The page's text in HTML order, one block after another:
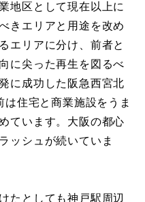
地区として現在以上に
きエリアと用途を改め
エリアに分け、前者と
に尖った再生を図るべ
に成功した阪急西宮北
住宅と商業施設をうま
ています。大阪の都心
ッシュが続いていま
たとしても神戸駅周辺